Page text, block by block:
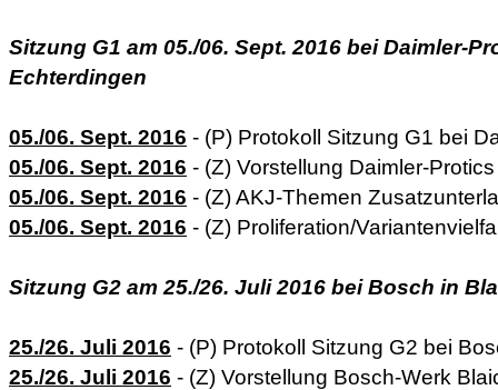
Sitzung G1 am 05./06. Sept. 2016 bei Daimler-
Echterdingen
05./06. Sept. 2016 - (P) Protokoll Sitzung G1 bei
05./06. Sept. 2016 - (Z) Vorstellung Daimler-Protics
05./06. Sept. 2016 - (Z) AKJ-Themen
05./06. Sept. 2016 - (Z) Proliferation/
Sitzung G2 am 25./26. Juli 2016 bei Bosch in
25./26. Juli 2016 - (P) Protokoll Sitzung G2 bei
25./26. Juli 2016 - (Z) Vorstellung Bosch-Werk